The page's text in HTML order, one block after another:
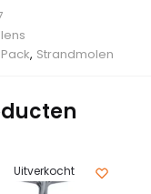
, Strandmolen
Uitverkocht